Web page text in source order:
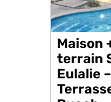
Maison
terrain
Eulalie